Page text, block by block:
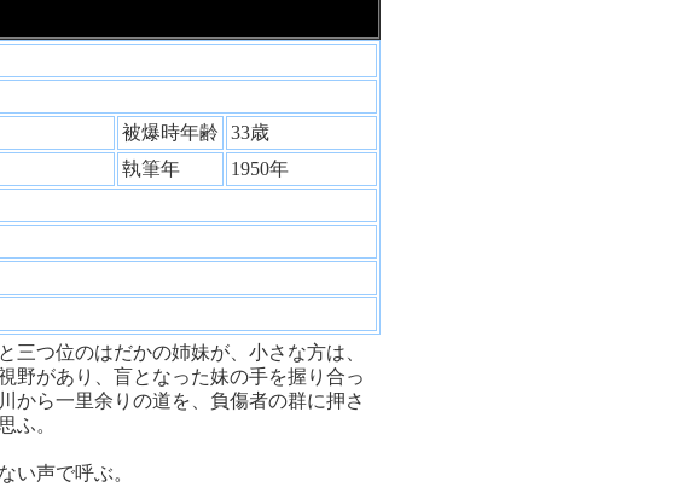
被爆時年齢
33歳
執筆年
1950年
つ位のはだかの姉妹が、小さな方は、
野があり、盲となった妹の手を握り合っ
から一里余りの道を、負傷者の群に押さ
ふ。
い声で呼ぶ。